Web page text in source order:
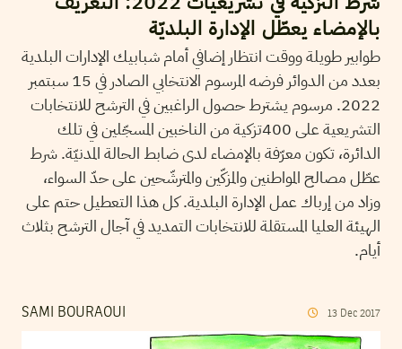
بالإمضاء يعطّل الإدارة البلديّة
طوابير طويلة ووقت انتظار إضافي أمام شبابيك الإدارات البلدية
بعدد من الدوائر فرضه المرسوم الانتخابي الصادر في 15 سبتمبر
2022. مرسوم يشترط حصول الراغبين في الترشح للانتخابات
التشريعية على 400تزكية من الناخبين المسجّلين في تلك
الدائرة، تكون معرّفة بالإمضاء لدى ضابط الحالة المدنيّة. شرط
عطّل مصالح المواطنين والمزكّين والمترشّحين على حدّ السواء،
وزاد من إرباك عمل الإدارة البلدية. كل هذا التعطيل حتم على
الهيئة العليا المستقلة للانتخابات التمديد في آجال الترشح بثلاث
أيام.
SAMI BOURAOUI 13 Dec 2017